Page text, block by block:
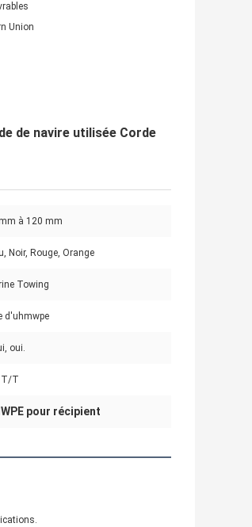
Union
de navire utilisée Corde
à 120 mm
Noir, Rouge, Orange
Towing
d'uhmwpe
oui.
T/T
pour récipient